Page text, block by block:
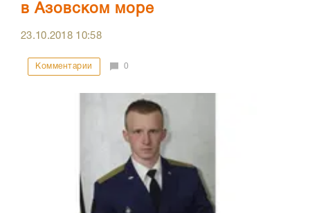
в Азовском море
23.10.2018 10:58
Комментарии 0